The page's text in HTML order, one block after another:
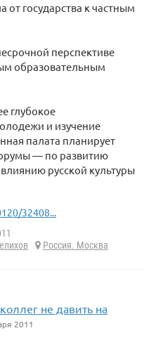
государства к частным
перспективе
образовательным
глубокое
и изучение
палата планирует
— по развитию
русской культуры
32408...
Россия. Москва
не давить на
2011